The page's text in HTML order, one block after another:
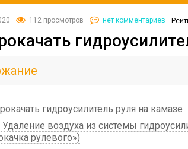
112 просмотров нет комментариев
гидроусилитель руля на камазе
Удаление воздуха из системы
рулевого»)